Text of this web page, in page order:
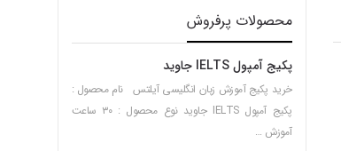
محصولات پرفروش
پکیج آمپول IELTS جاوید
خرید پکیج آموزش زبان انگلیسی آیلتس نام محصول :
پکیج آمپول IELTS جاوید نوع محصول : ۳۰ ساعت
آموزش …